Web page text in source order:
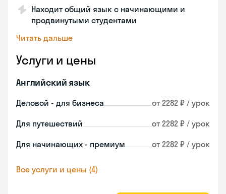
Находит общий язык с начинающими и
продвинутыми студентами
Читать дальше
Услуги и цены
Английский язык
Деловой - для бизнеса от 2282 ₽ / урок
Для путешествий от 2282 ₽ / урок
Для начинающих - премиум от 2282 ₽ / урок
Все услуги и цены (4)